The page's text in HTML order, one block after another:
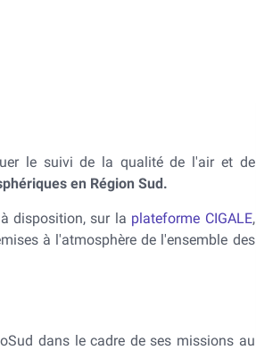
le suivi de la qualité de l'air et de
en Région Sud.
disposition, sur la plateforme CIGALE,
à l'atmosphère de l'ensemble des
dans le cadre de ses missions au